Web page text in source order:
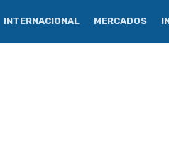
INTERNACIONAL MERCADOS